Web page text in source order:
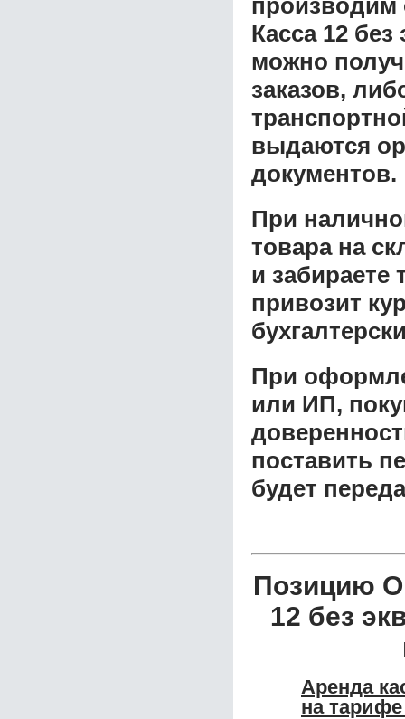
производим
Касса 12
можно
заказов,
выдаются
документов.
При
товара на
и забираете
привозит
При
или ИП,
поставить
будет
Позицию
12 без
Аренда
на